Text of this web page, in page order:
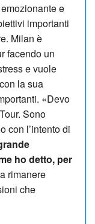
e
importanti
Milan è
facendo un
e vuole
la sua
«Devo
Sono
con l’intento di
ho detto, per
rimanere
che